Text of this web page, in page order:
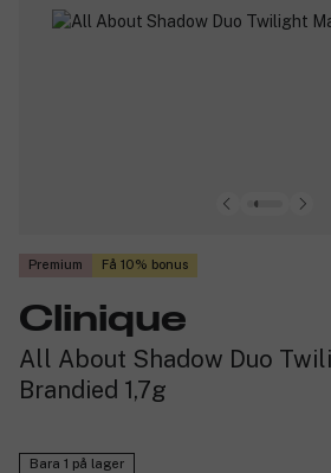
Premium Få 10% bonus
Clinique
All About Shadow Duo
Brandied 1,7g
Bara 1 på lager